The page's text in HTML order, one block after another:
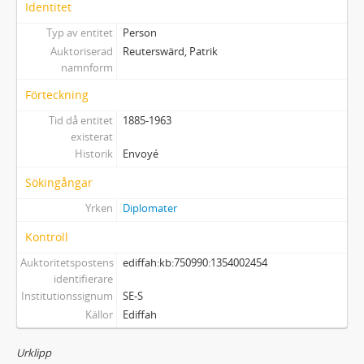
Identitet
Typ av entitet
Person
Auktoriserad
namnform
Reuterswärd, Patrik
Förteckning
Tid då entitet
existerat
1885-1963
Historik Envoyé
Sökingångar
Yrken Diplomater
Kontroll
Auktoritetspostens
identifierare
ediffah:kb:750990:1354002454
Institutionssignum
SE-S
Källor
Ediffah
Urklipp